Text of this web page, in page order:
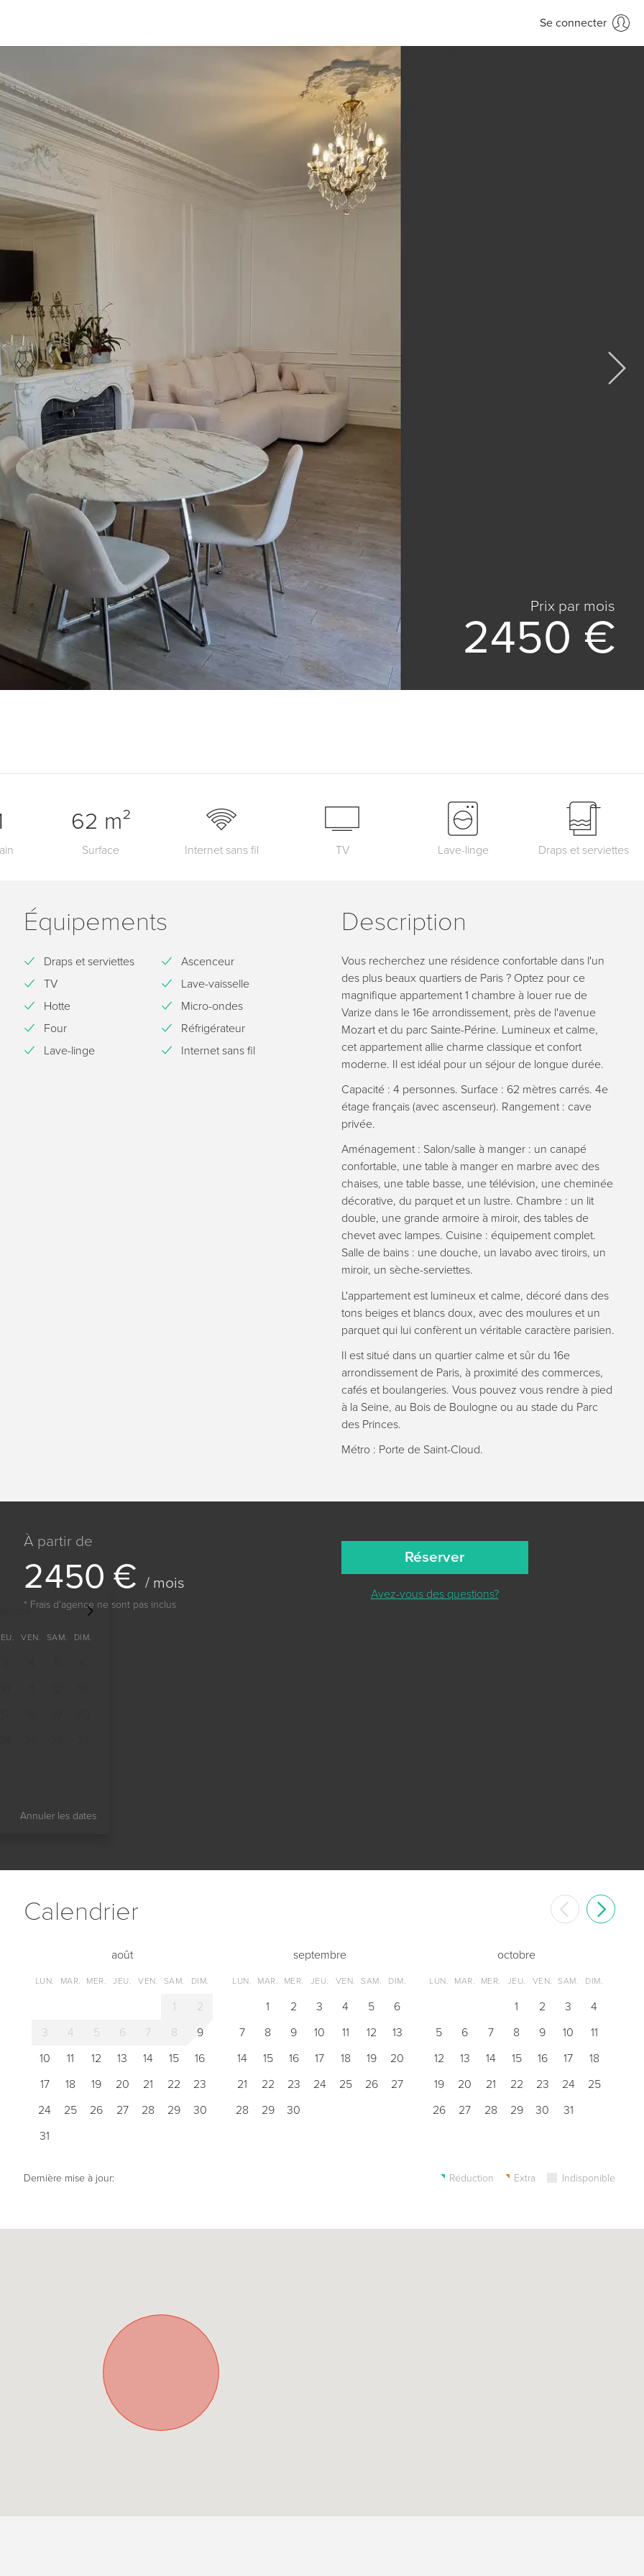
Se connecter
Prix ​​par mois
2450 €
Surface
62 m²
Internet sans fil TV Lave-linge Draps et serviettes
Équipements
Draps et serviettes
Ascenceur
TV
Lave-vaisselle
Hotte
Micro-ondes
Four
Réfrigérateur
Lave-linge
Internet sans fil
Description
Vous recherchez une résidence confortable dans l'un
des plus beaux quartiers de Paris ? Optez pour ce
magnifique appartement 1 chambre à louer rue de
Varize dans le 16e arrondissement, près de l'avenue
Mozart et du parc Sainte-Périne. Lumineux et calme,
cet appartement allie charme classique et confort
moderne. Il est idéal pour un séjour de longue durée.
Capacité : 4 personnes. Surface : 62 mètres carrés. 4e
étage français (avec ascenseur). Rangement : cave
privée.
Aménagement : Salon/salle à manger : un canapé
confortable, une table à manger en marbre avec des
chaises, une table basse, une télévision, une cheminée
décorative, du parquet et un lustre. Chambre : un lit
double, une grande armoire à miroir, des tables de
chevet avec lampes. Cuisine : équipement complet.
Salle de bains : une douche, un lavabo avec tiroirs, un
miroir, un sèche-serviettes.
L'appartement est lumineux et calme, décoré dans des
tons beiges et blancs doux, avec des moulures et un
parquet qui lui confèrent un véritable caractère parisien.
Il est situé dans un quartier calme et sûr du 16e
arrondissement de Paris, à proximité des commerces,
cafés et boulangeries. Vous pouvez vous rendre à pied
à la Seine, au Bois de Boulogne ou au stade du Parc
des Princes.
Métro : Porte de Saint-Cloud.
VEN. SAM. DIM.
Annuler les dates
À partir de
2450 € / mois
* Frais dʼagence ne sont pas inclus
Réserver
Avez-vous des questions?
Сalendrier
août
LUN. MAR. MER. JEU. VEN. SAM. DIM.
1
2
3
4 5 6 7 8
9
10
11 12 13 14 15
16
17
18 19 20 21 22
23
24
25 26 27 28 29
30
31
septembre
LUN. MAR. MER. JEU. VEN. SAM. DIM.
1 2 3 4 5
6
7
8 9 10 11 12
13
14
15 16 17 18 19
20
21
22 23 24 25 26
27
28
29 30
octobre
LUN. MAR. MER. JEU. VEN. SAM. DIM.
1 2 3
4
5
6 7 8 9 10
11
12
13 14 15 16 17
18
19
20 21 22 23 24
25
26
27 28 29 30 31
Dernière mise à jour: Réduction Extra Indisponible